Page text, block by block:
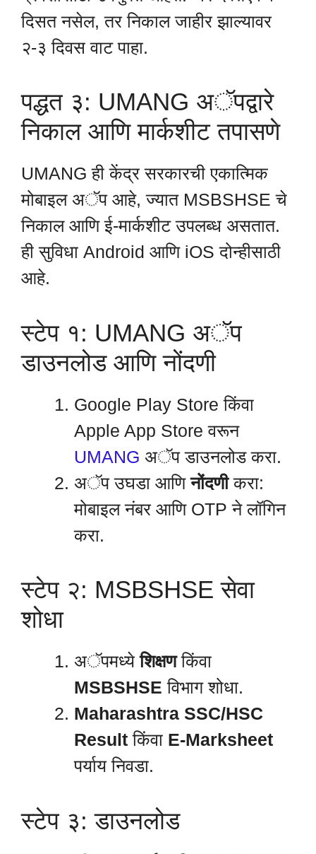
दिसत नसेल, तर निकाल जाहीर झाल्यावर
२-३ दिवस वाट पाहा.
पद्धत ३: UMANG अॅपद्वारे
निकाल आणि मार्कशीट तपासणे
UMANG ही केंद्र सरकारची एकात्मिक
मोबाइल अॅप आहे, ज्यात MSBSHSE चे
निकाल आणि ई-मार्कशीट उपलब्ध असतात.
ही सुविधा Android आणि iOS दोन्हीसाठी
आहे.
स्टेप १: UMANG अॅप
डाउनलोड आणि नोंदणी
Google Play Store किंवा
Apple App Store वरून
UMANG अॅप डाउनलोड करा.
अॅप उघडा आणिनोंदणीकरा:
मोबाइल नंबर आणि OTP ने लॉगिन
करा.
स्टेप २: MSBSHSE सेवा
शोधा
अॅपमध्येशिक्षणकिंवा
MSBSHSE विभाग शोधा.
Maharashtra SSC/HSC
Result किंवा E-Marksheet
पर्याय निवडा.
स्टेप ३: डाउनलोड